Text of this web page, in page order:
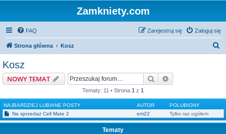
Zamkniety.com
FAQ Zaloguj się
Zarejestruj się
Strona główna Kosz
Kosz
NOWY TEMAT Szukaj
Tematy: 11 • Strona 1 z 1
NAJBARDZIEJ LUBIANE POSTY AUTOR
POLUBIONY
Na sprzedaż Cell Mate 2
em22 Tylko raz ogółem
Tematy